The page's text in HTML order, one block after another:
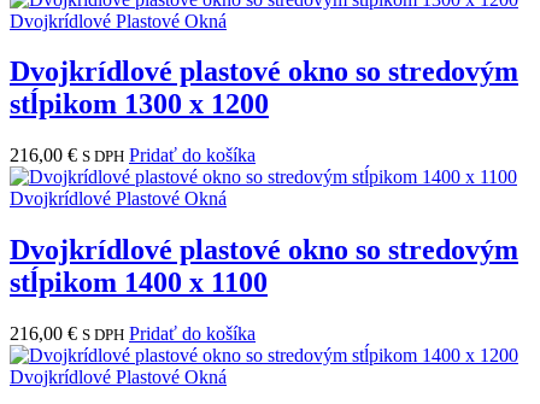
Dvojkrídlové Plastové Okná
Dvojkrídlové plastové okno so stredovým
stĺpikom 1300 x 1200
216,00 € S DPH Pridať do košíka
Dvojkrídlové Plastové Okná
Dvojkrídlové plastové okno so stredovým
stĺpikom 1400 x 1100
216,00 € S DPH Pridať do košíka
Dvojkrídlové Plastové Okná